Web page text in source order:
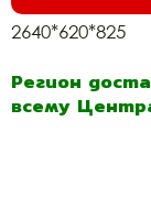
2640*620*825
Регион
всему